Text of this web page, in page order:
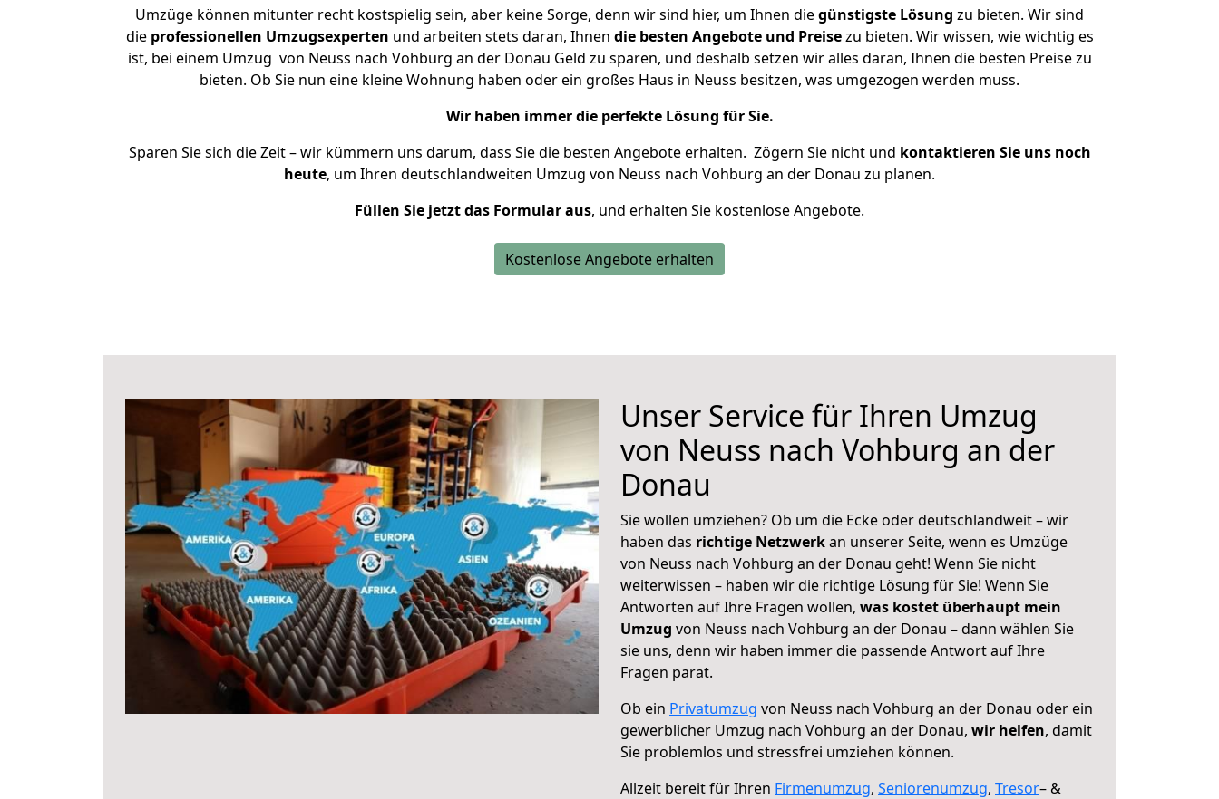
Umzüge können mitunter recht kostspielig sein, aber keine Sorge, denn wir sind hier, um Ihnen diegünstigste Lösung zu bieten. Wir sind
die professionellen Umzugsexperten und arbeiten stets daran, Ihnen die besten Angebote und Preisezu bieten. Wir wissen, wie wichtig es
ist, bei einem Umzug von Neuss nach Vohburg an der Donau Geld zu sparen, und deshalb setzen wir alles daran, Ihnen die besten Preise zu
bieten. Ob Sie nun eine kleine Wohnung haben oder ein großes Haus in Neuss besitzen, was umgezogen werden muss.
Wir haben immer die perfekte Lösung für Sie.
Sparen Sie sich die Zeit – wir kümmern uns darum, dass Sie die besten Angebote erhalten. Zögern Sie nicht und kontaktieren Sie uns noch
heute, um Ihren deutschlandweiten Umzug von Neuss nach Vohburg an der Donau zu planen.
Füllen Sie jetzt das Formular aus, und erhalten Sie kostenlose Angebote.
Kostenlose Angebote erhalten
Unser Service für Ihren Umzug
von Neuss nach Vohburg an der
Donau
Sie wollen umziehen? Ob um die Ecke oder deutschlandweit – wir
haben das richtige Netzwerkan unserer Seite, wenn es Umzüge
von Neuss nach Vohburg an der Donau geht! Wenn Sie nicht
weiterwissen – haben wir die richtige Lösung für Sie! Wenn Sie
Antworten auf Ihre Fragen wollen, was kostet überhaupt mein
Umzug von Neuss nach Vohburg an der Donau – dann wählen Sie
sie uns, denn wir haben immer die passende Antwort auf Ihre
Fragen parat.
Ob ein Privatumzug von Neuss nach Vohburg an der Donau oder ein
gewerblicher Umzug nach Vohburg an der Donau, wir helfen, damit
Sie problemlos und stressfrei umziehen können.
Allzeit bereit für Ihren Firmenumzug, Seniorenumzug, Tresor– &